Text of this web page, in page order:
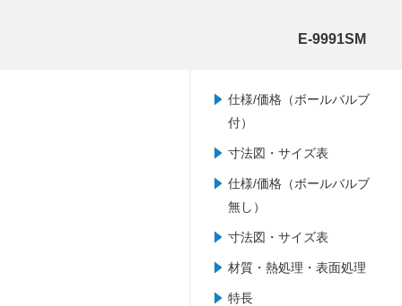
E-9991SM
仕様/価格（ボールバルブ
付）
寸法図・サイズ表
仕様/価格（ボールバルブ
無し）
寸法図・サイズ表
材質・熱処理・表面処理
特長